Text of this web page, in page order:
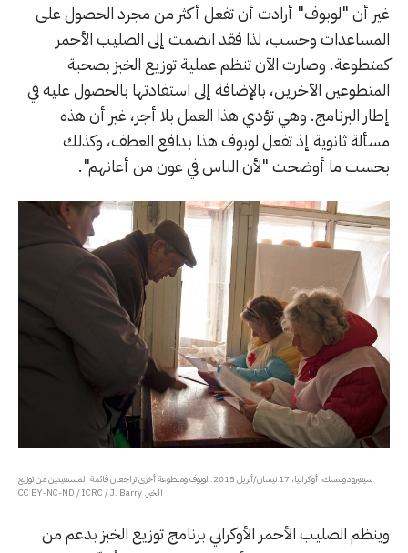
غير أن "لوبوف" أرادت أن تفعل أكثر من مجرد الحصول على
المساعدات وحسب، لذا فقد انضمت إلى الصليب الأحمر
كمتطوعة. وصارت الآن تنظم عملية توزيع الخبز بصحبة
المتطوعين الآخرين، بالإضافة إلى استفادتها بالحصول عليه في
إطار البرنامج. وهي تؤدي هذا العمل بلا أجر، غير أن هذه
مسألة ثانوية إذ تفعل لوبوف هذا بدافع العطف، وكذلك
بحسب ما أوضحت "لأن الناس في عون من أعانهم".
سيفيرودونتسك، أوكرانيا، 17 نيسان/أبريل 2015. لوبوف ومتطوعة أخرى تراجعان قائمة المستفيدين من توزيع
الخبز. CC BY-NC-ND / ICRC / J. Barry
وينظم الصليب الأحمر الأوكراني برنامج توزيع الخبز بدعم من